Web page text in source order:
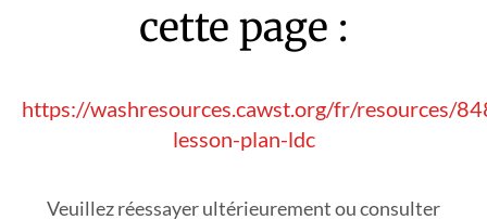
cette page :
https://washresources.cawst.org/fr/resources/
lesson-plan-ldc
Veuillez réessayer ultérieurement ou consulter